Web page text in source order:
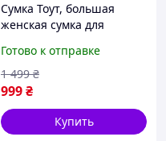
Сумка Тоут, большая
женская сумка для
повседневный пуховый
шоппер мокко цвета КОД
00-0975
Готово к отправке
999₴
1 499 ₴
Купить